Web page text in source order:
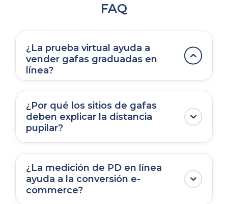
FAQ
¿La prueba virtual ayuda a
vender gafas graduadas en
línea?
color y proporción antes del pago. Para
los retailers, puede reducir la
incertidumbre en una categoría donde
ajuste y apariencia influyen mucho en la
¿Por qué los sitios de gafas
deben explicar la distancia
pupilar?
correctamente las lentes con los ojos del
usuario. Explicarla en términos sencillos
reduce la indecisión en los formularios y
¿La medición de PD en línea
ayuda a la conversión e-
commerce?